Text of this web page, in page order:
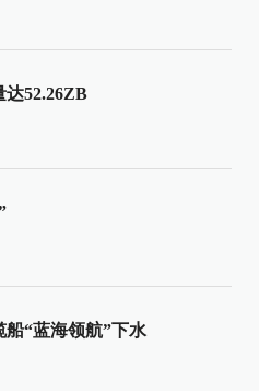
达52.26ZB
船“蓝海领航”下水